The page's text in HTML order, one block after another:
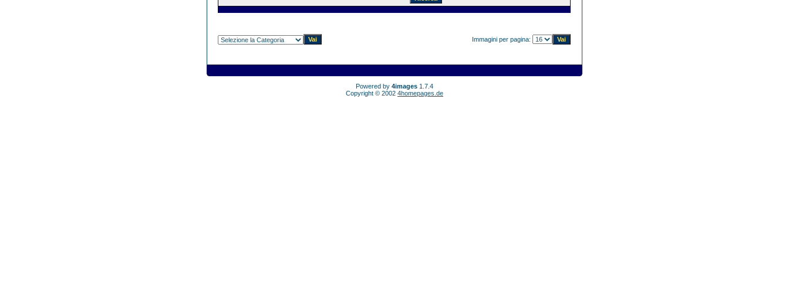
Immagini per pagina:
Powered by 4images 1.7.4
Copyright © 2002 4homepages.de